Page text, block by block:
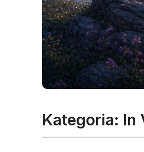
Kategoria: In